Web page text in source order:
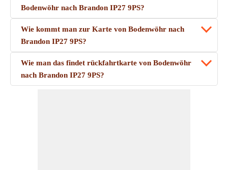
Bodenwöhr nach Brandon IP27 9PS?
Wie kommt man zur Karte von Bodenwöhr nach
Brandon IP27 9PS?
Wie man das findet rückfahrtkarte von Bodenwöhr
nach Brandon IP27 9PS?